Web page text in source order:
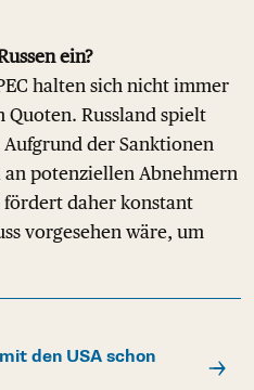
ein?
halten sich nicht immer
Quoten. Russland spielt
der Sanktionen
potenziellen Abnehmern
fördert daher konstant
vorgesehen wäre, um
den USA schon